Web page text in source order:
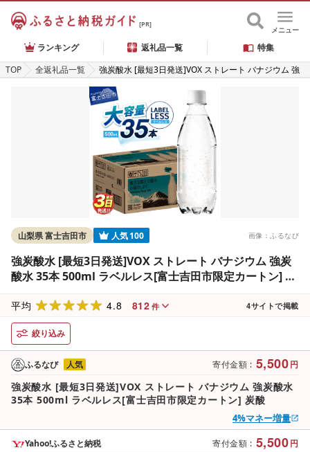
[PR]
メニュー
ランキング 返礼品一覧
特集
TOP
全返礼品一覧
強炭酸水 [最短3日発送]VOX ストレート バナジウム 強
炭酸水 35本 500ml ラベルレス[富士吉田市限定カート
ン] 炭酸
画像：ふるなび
山梨県 富士吉田市 人気100
強炭酸水 [最短3日発送]VOX ストレート バナジウム 強炭
酸水 35本 500ml ラベルレス[富士吉田市限定カートン] 炭
平均 4.8 812 件 4サイトで掲載
絞り込み
寄付金額 : 5,500円
ふるなび
強炭酸水 [最短3日発送]VOX ストレート バナジウム 強炭酸水
35本 500ml ラベルレス[富士吉田市限定カートン] 炭酸
人気
4%マネー増量
寄付金額 : 5,500円
Yahoo!ふるさと納税